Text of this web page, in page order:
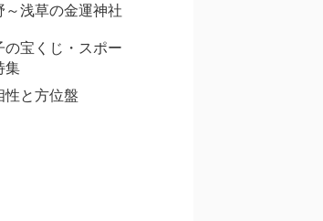
～浅草の金運神社
の宝くじ・スポー
集
性と方位盤